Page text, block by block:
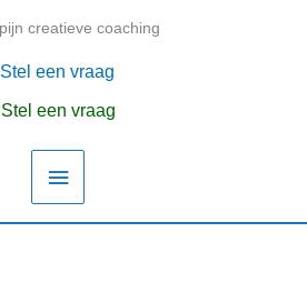
creatieve coaching
Hoofdmenu
Stel een vraag
Stel een vraag